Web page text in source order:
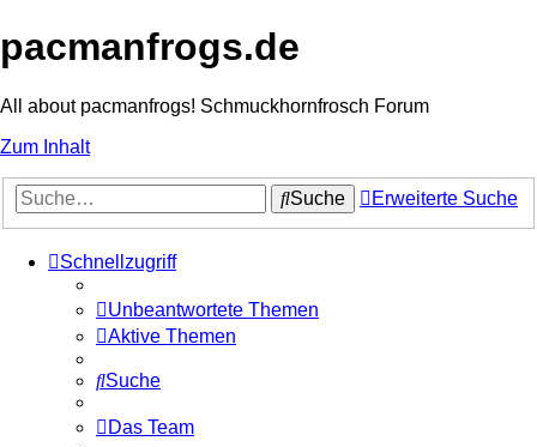
pacmanfrogs.de
All about pacmanfrogs! Schmuckhornfrosch Forum
Zum Inhalt
Suche Erweiterte Suche
Schnellzugriff
Unbeantwortete Themen
Aktive Themen
Suche
Das Team